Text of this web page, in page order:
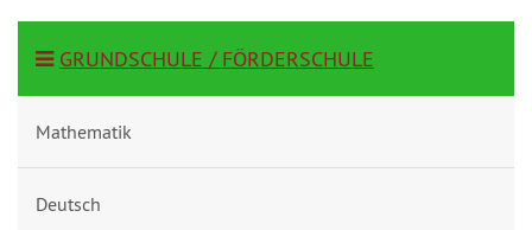
GRUNDSCHULE / FÖRDERSCHULE
Mathematik
Deutsch